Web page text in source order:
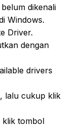
dikenali
Windows.
Driver.
dengan
drivers
lalu cukup klik
klik tombol